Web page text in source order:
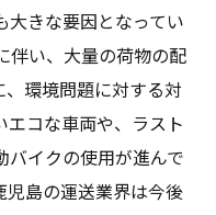
大きな要因となってい
伴い、大量の荷物の配
環境問題に対する対
エコな車両や、ラスト
バイクの使用が進んで
児島の運送業界は今後